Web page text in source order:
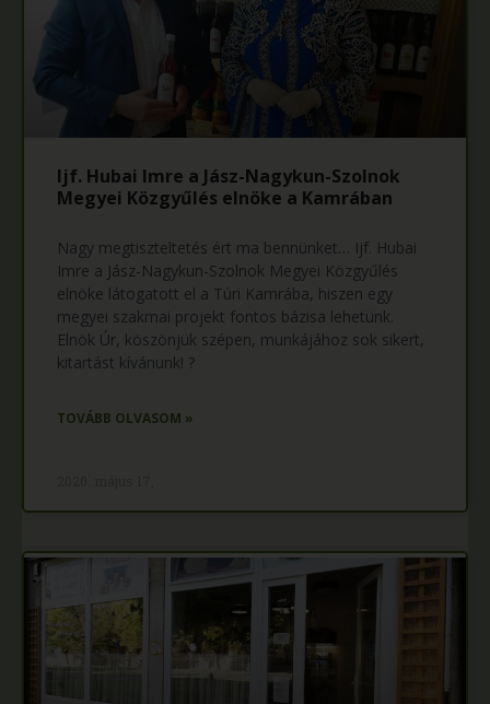
Ijf. Hubai Imre a Jász-Nagykun-Szolnok
Megyei Közgyűlés elnöke a Kamrában
Nagy megtiszteltetés ért ma bennünket… Ijf. Hubai
Imre a Jász-Nagykun-Szolnok Megyei Közgyűlés
elnöke látogatott el a Túri Kamrába, hiszen egy
megyei szakmai projekt fontos bázisa lehetünk.
Elnök Úr, köszönjük szépen, munkájához sok sikert,
kitartást kívánunk! ?
TOVÁBB OLVASOM »